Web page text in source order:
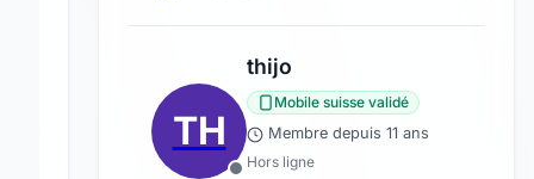
TH
thijo
Mobile suisse validé
Membre depuis 11 ans
Hors ligne